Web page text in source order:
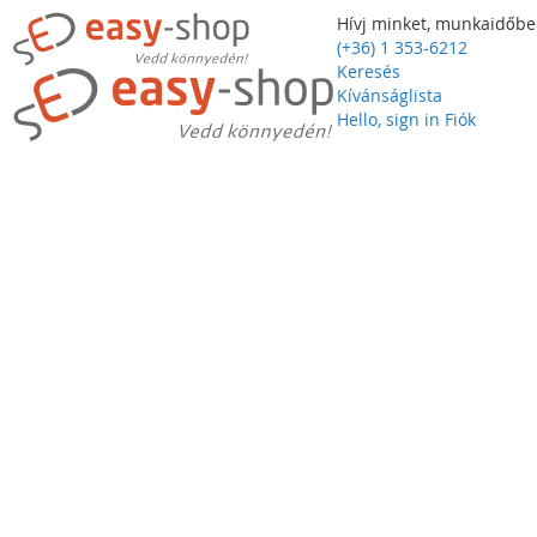
Hívj minket,
(+36) 1 353-6212
Keresés
Kívánságlista
Hello, sign in Fiók